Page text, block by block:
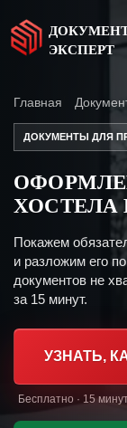
ЭКСПЕРТ
Главная
ДОКУМЕНТЫ ДЛЯ
ХОСТЕЛА
Покажем
и разложим его
документов не
за 15 минут.
УЗНАТЬ,
Бесплатно · 15